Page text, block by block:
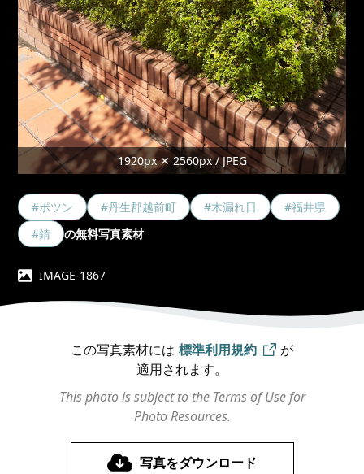
1920px ✕ 2560px / JPEG
#ポツン #丹生郡越前町 #木漏れ日
#福井県
#錆
の無料写真素材
IMAGE-1867
この写真素材には 標準利用規約
が
適用されます。
This photo is subject to the Terms of Use for
Photo Resources.
写真をダウンロード